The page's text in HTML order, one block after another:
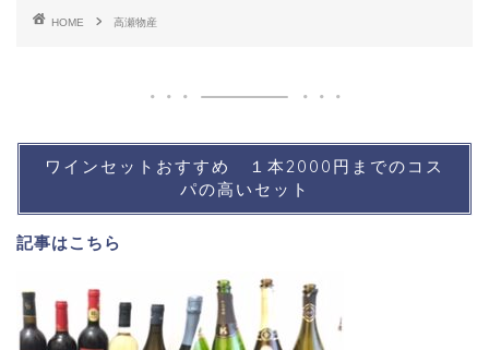
HOME 高瀬物産
ワインセットおすすめ １本2000円までのコス
パの高いセット
記事はこちら